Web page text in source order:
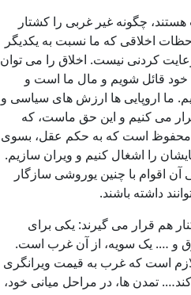
چگونه غیر غربی را کشتار
اخلاقی که ما نسبت به یکدیگر
رعایت کردنی نیست. اخلاق را می توان
خود قائل شویم و مال ما است و
ما اروپایی ها ارزش های سیاسی و
می کنیم و این حق ماست، که
محفوظ است که به حکم عقل، بسوی
را اشغال کنیم و ویران سازیم.
اقوام با چنین یوروشی سازگار
داشته باشند.
هم قرار می گیرند: یکی برای
و …. یک سویه، از آن غرب است.
لازم است که غرب به قیمت ویرانگری
تمدن ها، در مراحل میانی خود،